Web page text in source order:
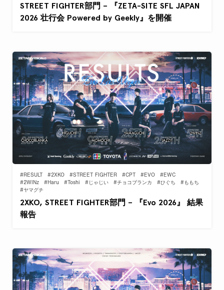
STREET FIGHTER部門 – 『ZETA-SITE SFL JAPAN
2026 壮行会 Powered by Geekly』を開催
#RESULT #2XKO #STREET FIGHTER #CPT #EVO
#EWC
#2WINz
#Haru #Toshi #じゃじい #チョコブランカ #ひぐち
#ももち
#ヤマグチ
2XKO, STREET FIGHTER部門 – 『Evo 2026』 結果
報告